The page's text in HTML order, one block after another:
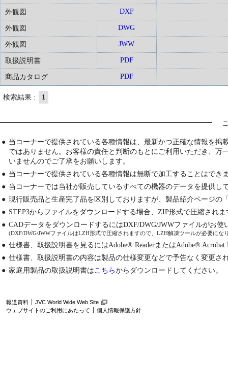
外観図 DXF
外観図 DWG
外観図 JWW
取扱説明書 PDF
商品カタログ PDF
検索結果 : 1
● 当コーナーで提供されている各種情報は、最新かつ正確な情報を
ではありません。お客様の責任と判断のもとにご利用いただき、
いませんのでご了承をお願いします。
● 当コーナーで提供されている各種情報は無断で加工することはでき
● 当コーナーでは当社が販売しているすべての機器のデータを提供し
● 現行販売品と生産完了品を区別しておりますが、製品紹介ページ
● STEP3からファイルをダウンロードする場合、ZIP形式で圧縮され
● CADデータをダウンロードするにはDXF/DWG/JWWファイルがお
(DXF/DWG/JWWファイルはLZH形式で圧縮されますので、LZH解凍ツールが必要にな
● 仕様書、取扱説明書を見るにはAdobe® ReaderまたはAdobe® Acrobat
● 仕様書、取扱説明書の内容は製品の仕様変更などで予告なく変更さ
● 家庭用製品の取扱説明書はこちらからダウンロードしてください。
報道資料
JVC World Wide Web Site
ウェブサイトのご利用にあたって
個人情報保護方針